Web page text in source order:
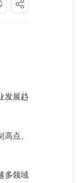
发展趋
点、
多领域